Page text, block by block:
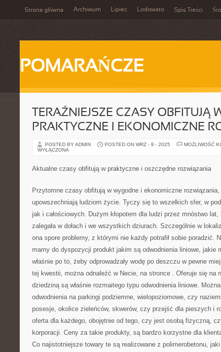
Strona główna Archiwum Lipiec Lodowato Spis Treści
POMARAŃCZE
TERAŹNIEJSZE CZASY OBFITUJĄ
PRAKTYCZNE I EKONOMICZNE
POSTED BY ADMIN POSTED ON WRZ - 9 - 2025
MOŻLIWOŚĆ
WYŁĄCZONA
Aktualne czasy obfitują w praktyczne i oszczędne rozwiązania
Przytomne czasy obfitują w wygodne i ekonomiczne
upowszechniają ludziom życie. Tyczy się to wszelkich sfer, w
jak i całościowych. Dużym kłopotem dla ludzi przez mnóstwo
zalegała w dołach i we wszystkich dziurach. Szczególnie w
ona spore problemy, z którymi nie każdy potrafił sobie poradzić.
mamy do dyspozycji produkt jakim są odwodnienia liniowe, jakie
właśnie po to, żeby odprowadzały wodę po deszczu w pewne
tej kwestii, można odnaleźć w Necie, na stronce . Oferuje się na
dziedziną są właśnie rozmaitego typu odwodnienia liniowe.
odwodnienia na parkingi podziemne, wielopoziomowe, czy
posesje, okolice zieleńców, skwerów, czy przejść dla pieszych i
oferta dla każdego, obojętnie od tego, czy jest osobą fizyczną,
korporacji. Ceny za takie produkty, są bardzo korzystne dla
Co najistotniejsze towary te są realizowane z polimerobetonu,